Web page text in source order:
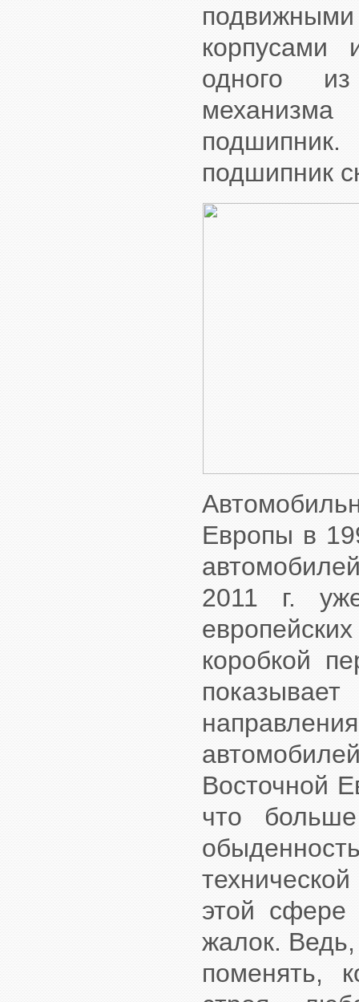
одного
подшипник
Европы в
2011 г.
коробкой
Восточной
что
этой сфере
жалок.
поменять,